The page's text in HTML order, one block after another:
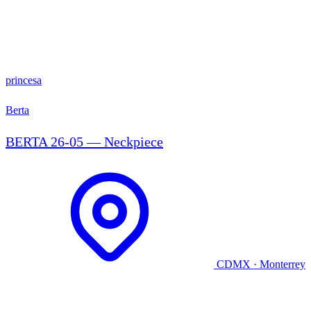
princesa
Berta
BERTA 26-05 — Neckpiece
CDMX · Monterrey